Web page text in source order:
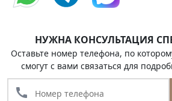
НУЖНА КОНСУЛЬТАЦИЯ
Оставьте номер телефона, по
смогут с вами связаться для
call